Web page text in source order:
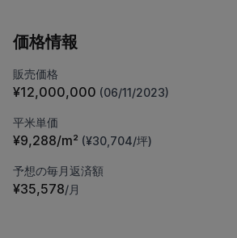
価格情報
販売価格
¥12,000,000 (06/11/2023)
平米単価
¥9,288/m² (¥30,704/坪)
予想の毎月返済額
¥35,578/月